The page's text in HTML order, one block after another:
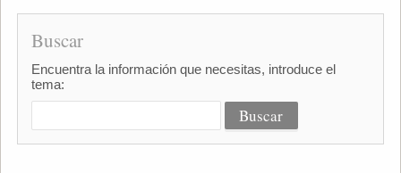
Buscar
Encuentra la información que necesitas, introduce el
tema: